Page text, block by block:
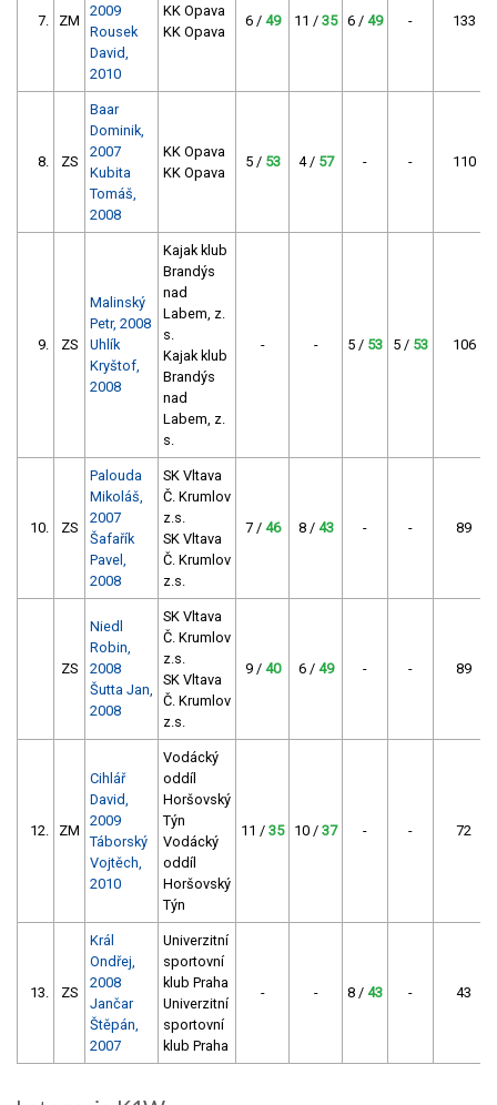
7. ZM
2009
Rousek
David,
2010
KK Opava
KK Opava
6 / 49 11 / 35 6 / 49 - 133
8. ZS
Baar
Dominik,
2007
Kubita
Tomáš,
2008
KK Opava
KK Opava
5 / 53 4 / 57 - - 110
9. ZS
Malinský
Petr, 2008
Uhlík
Kryštof,
2008
Kajak klub
Brandýs
nad
Labem, z.
s.
Kajak klub
Brandýs
nad
Labem, z.
s.
- - 5 / 53 5 / 53 106
10. ZS
Palouda
Mikoláš,
2007
Šafařík
Pavel,
2008
SK Vltava
Č. Krumlov
z.s.
SK Vltava
Č. Krumlov
z.s.
7 / 46 8 / 43 - - 89
ZS
Niedl
Robin,
2008
Šutta Jan,
2008
SK Vltava
Č. Krumlov
z.s.
SK Vltava
Č. Krumlov
z.s.
9 / 40 6 / 49 - - 89
12. ZM
Cihlář
David,
2009
Táborský
Vojtěch,
2010
Vodácký
oddíl
Horšovský
Týn
Vodácký
oddíl
Horšovský
Týn
11 / 35 10 / 37 - - 72
13. ZS
Král
Ondřej,
2008
Jančar
Štěpán,
2007
Univerzitní
sportovní
klub Praha
Univerzitní
sportovní
klub Praha
- - 8 / 43 - 43